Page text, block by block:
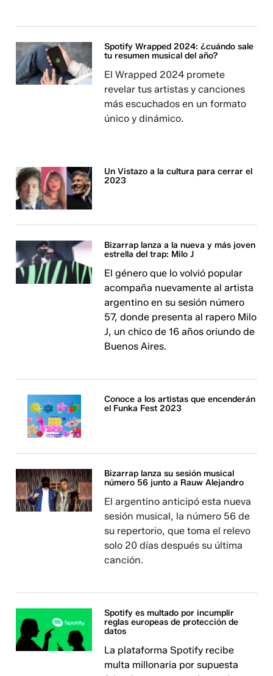
Spotify Wrapped 2024: ¿cuándo sale
tu resumen musical del año?
El Wrapped 2024 promete
revelar tus artistas y canciones
más escuchados en un formato
único y dinámico.
Un Vistazo a la cultura para cerrar el
2023
Bizarrap lanza a la nueva y más joven
estrella del trap: Milo J
El género que lo volvió popular
acompaña nuevamente al artista
argentino en su sesión número
57, donde presenta al rapero Milo
J, un chico de 16 años oriundo de
Buenos Aires.
Conoce a los artistas que encenderán
el Funka Fest 2023
Bizarrap lanza su sesión musical
número 56 junto a Rauw Alejandro
El argentino anticipó esta nueva
sesión musical, la número 56 de
su repertorio, que toma el relevo
solo 20 días después su última
canción.
Spotify es multado por incumplir
reglas europeas de protección de
datos
La plataforma Spotify recibe
multa millonaria por supuesta